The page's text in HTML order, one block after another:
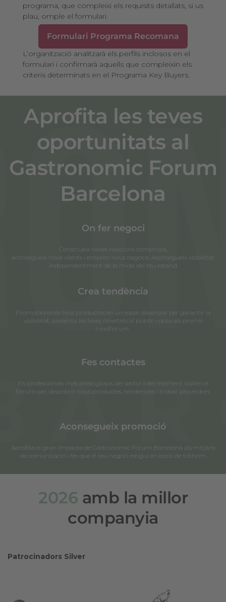
programa, que compleixi els requisits detallats, si us
plau, omple el formulari.
Formulari Programa Recomana
L’organització analitzarà els perfils inclosos en el
formulari i confirmarà aquells que compleixin els
criteris determinats en el Programa Key Buyers.
Aprofita les teves
oportunitats al
Gastronomic Forum
Barcelona
On fer negoci
Construeix noves relacions comercials,
aconsegueix nous clients i emprèn nous negocis. Aconsegueix visibilitat
independentment de la mida del teu estand
Crea tendència
Promociona els teus productes en un espai dissenyat per garantir la
visibilitat, presenta les teves novetats al públic i opta als premis
InnoForum.
Fes contactes
Els professionals més prestigiosos del sector i del moment visiten el
Fòrum per descobrir nous productes, tendències i trobar proveïdors.
Aconsegueix promoció
Aprofita el gran impacte de Gastronomic Forum Barcelona als mitjans
de comunicació i fes que el teu negoci estigui en boca de tothom.
2026 amb la millor
companyia
Patrocinadors Silver